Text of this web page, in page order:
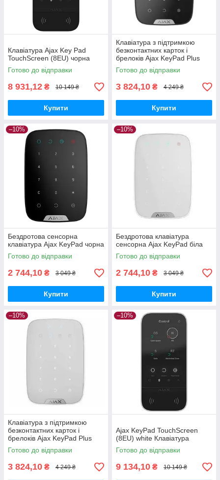
Клавіатура Ajax Key Pad
TouchScreen (8EU) чорна
Готово до відправки
8 931,12 ₴ 10 149 ₴
Купити
Клавіатура з підтримкою
безконтактних карток і
брелоків Ajax KeyPad Plus
Чорна
Готово до відправки
3 824,10 ₴ 4 249 ₴
Купити
–10%
Бездротова сенсорна
клавіатура Ajax KeyPad чорна
Готово до відправки
2 744,10 ₴ 3 049 ₴
Купити
–10%
Бездротова клавіатура
сенсорна Ajax KeyPad біла
Готово до відправки
2 744,10 ₴ 3 049 ₴
Купити
–10%
Клавіатура з підтримкою
безконтактних карток і
брелоків Ajax KeyPad Plus
Біла
Готово до відправки
3 824,10 ₴ 4 249 ₴
–10%
Ajax KeyPad TouchScreen
(8EU) white Клавіатура
Готово до відправки
9 134,10 ₴ 10 149 ₴